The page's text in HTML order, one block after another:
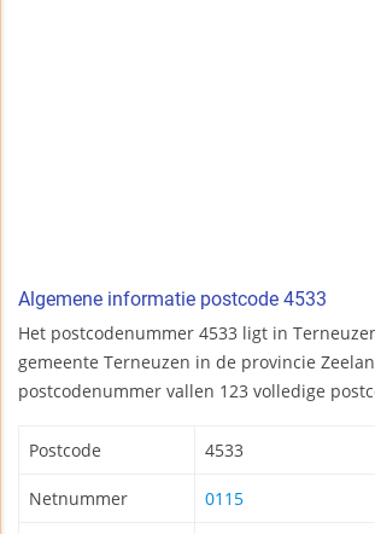
Algemene informatie postcode 4533
Het postcodenummer 4533 ligt in
gemeente Terneuzen in de provincie
postcodenummer vallen 123 volledige
Postcode 4533
Netnummer 0115